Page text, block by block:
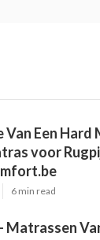
Van Een Hard
voor
6 min read
Matrassen